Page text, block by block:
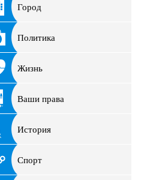
Город
Политика
Жизнь
Ваши права
История
Спорт